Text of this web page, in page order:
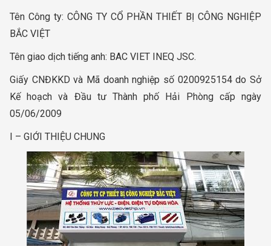
Tên Công ty: CÔNG TY CỔ PHẦN THIẾT BỊ CÔNG NGHIỆP
BẮC VIỆT
Tên giao dịch tiếng anh: BAC VIET INEQ JSC.
Giấy CNĐKKD và Mã doanh nghiệp số 0200925154 do Sở
Kế hoạch và Đầu tư Thành phố Hải Phòng cấp ngày
05/06/2009
I – GIỚI THIỆU CHUNG